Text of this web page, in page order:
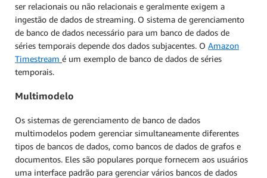
ser relacionais ou não relacionais e geralmente exigem a
ingestão de dados de streaming. O sistema de gerenciamento
de banco de dados necessário para um banco de dados de
séries temporais depende dos dados subjacentes. O Amazon
Timestream é um exemplo de banco de dados de séries
temporais.
Multimodelo
Os sistemas de gerenciamento de banco de dados
multimodelos podem gerenciar simultaneamente diferentes
tipos de bancos de dados, como bancos de dados de grafos e
documentos. Eles são populares porque fornecem aos usuários
uma interface padrão para gerenciar vários bancos de dados